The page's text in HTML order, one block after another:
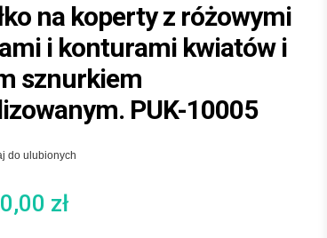
na koperty z różowymi
i konturami kwiatów i
sznurkiem
PUK-10005
do ulubionych
zł